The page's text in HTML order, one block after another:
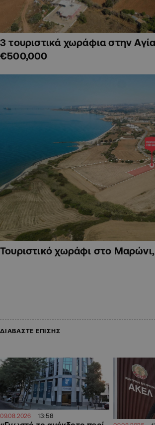
3 τουριστικά χωράφια στην
€500,000
Τουριστικό χωράφι στο
ΔΙΑΒΑΣΤΕ ΕΠΙΣΗΣ
09.08.2026 13:58